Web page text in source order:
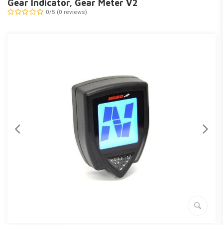
Gear Indicator, Gear Meter V2
0/5 (0 reviews)